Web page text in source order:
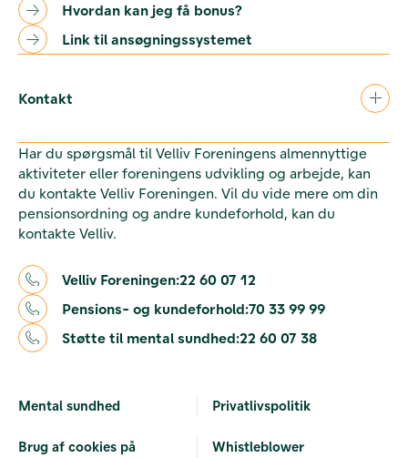
Hvordan kan jeg få bonus?
Link til ansøgningssystemet
Kontakt
Har du spørgsmål til Velliv Foreningens almennyttige
aktiviteter eller foreningens udvikling og arbejde, kan
du kontakte Velliv Foreningen. Vil du vide mere om din
pensionsordning og andre kundeforhold, kan du
kontakte Velliv.
Velliv Foreningen:22 60 07 12
Pensions- og kundeforhold:70 33 99 99
Støtte til mental sundhed:22 60 07 38
Mental sundhed Privatlivspolitik
Brug af cookies på
Whistleblower